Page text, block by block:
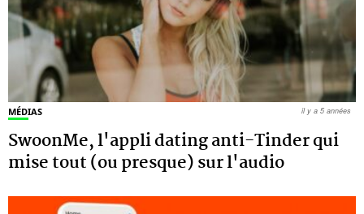
MÉDIAS
SwoonMe, l'appli dating anti-Tinder qui
mise tout (ou presque) sur l'audio
il y a 5 années